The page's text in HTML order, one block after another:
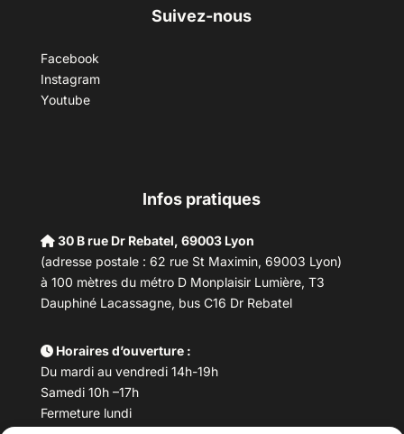
Suivez-nous
Facebook
Instagram
Youtube
Infos pratiques
30 B rue Dr Rebatel, 69003 Lyon
(adresse postale : 62 rue St Maximin, 69003 Lyon)
à 100 mètres du métro D Monplaisir Lumière, T3
Dauphiné Lacassagne, bus C16 Dr Rebatel
Horaires d’ouverture :
Du mardi au vendredi 14h-19h
Samedi 10h –17h
Fermeture lundi